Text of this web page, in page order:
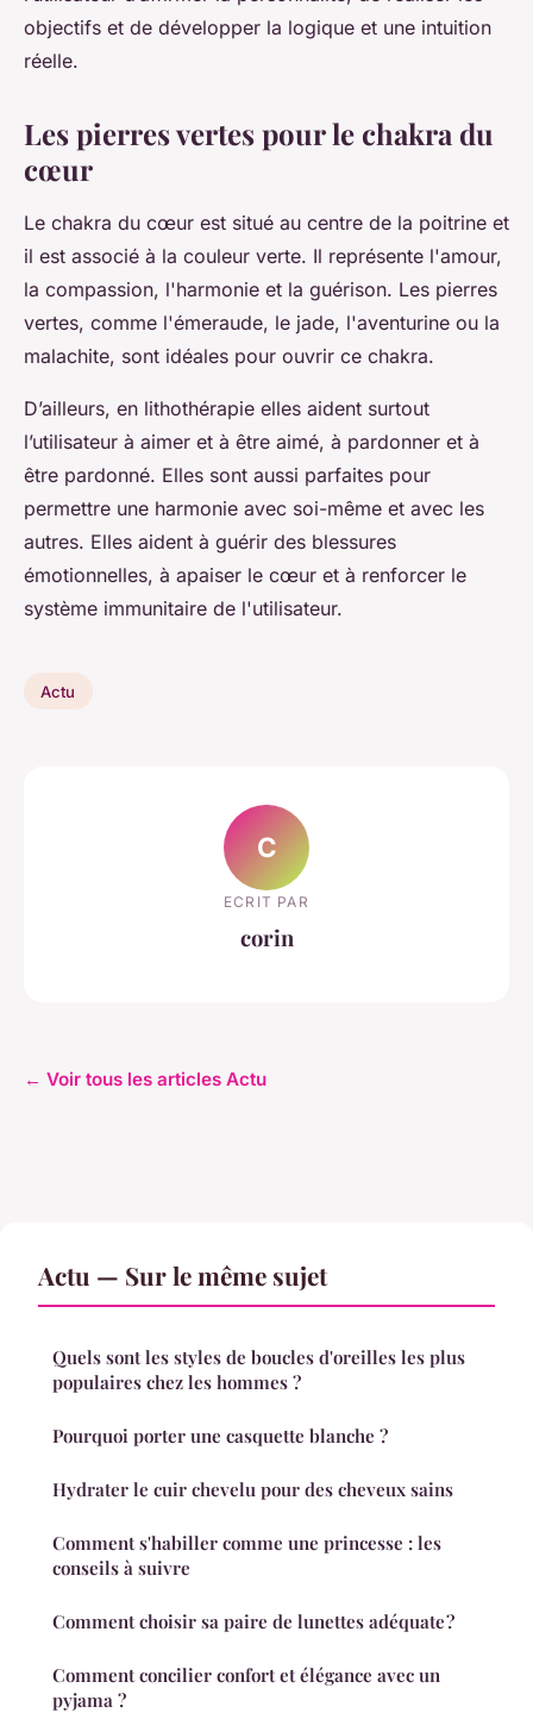
objectifs et de développer la logique et une intuition
réelle.
Les pierres vertes pour le chakra du
cœur
Le chakra du cœur est situé au centre de la poitrine et
il est associé à la couleur verte. Il représente l'amour,
la compassion, l'harmonie et la guérison. Les pierres
vertes, comme l'émeraude, le jade, l'aventurine ou la
malachite, sont idéales pour ouvrir ce chakra.
D’ailleurs, en lithothérapie elles aident surtout
l’utilisateur à aimer et à être aimé, à pardonner et à
être pardonné. Elles sont aussi parfaites pour
permettre une harmonie avec soi-même et avec les
autres. Elles aident à guérir des blessures
émotionnelles, à apaiser le cœur et à renforcer le
système immunitaire de l'utilisateur.
Actu
C
ECRIT PAR
corin
← Voir tous les articles Actu
Actu — Sur le même sujet
Quels sont les styles de boucles d'oreilles les plus
populaires chez les hommes ?
Pourquoi porter une casquette blanche ?
Hydrater le cuir chevelu pour des cheveux sains
Comment s'habiller comme une princesse : les
conseils à suivre
Comment choisir sa paire de lunettes adéquate ?
Comment concilier confort et élégance avec un
pyjama ?